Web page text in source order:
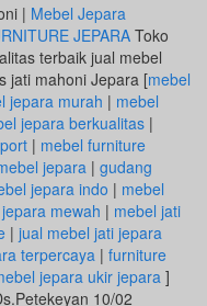
| Mebel Jepara
JEPARAToko
terbaik jual mebel
jati mahoni Jepara [mebel
jepara murah | mebel
jepara berkualitas |
| mebel furniture
jepara | gudang
jepara indo | mebel
mewah | mebel jati
| jual mebel jati jepara
terpercaya | furniture
jepara ukir jepara ]
10/02